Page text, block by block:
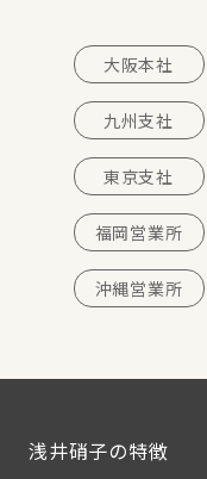
大阪本社
九州支社
東京支社
福岡営業所
沖縄営業所
浅井硝子の特徴